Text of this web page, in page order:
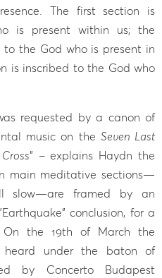
The first section is
is present within us; the
the God who is present in
is inscribed to the God who
requested by a canon of
music on the Seven Last
” – explains Haydn the
main meditative sections—
slow—are framed by an
conclusion, for a
the 19th of March the
heard under the baton of
by Concerto Budapest